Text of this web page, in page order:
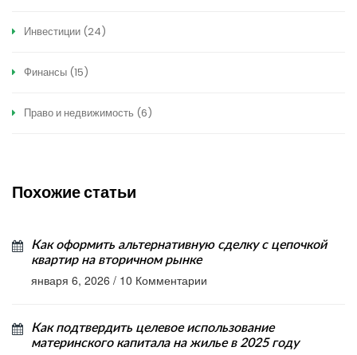
Инвестиции (24)
Финансы (15)
Право и недвижимость (6)
Похожие статьи
Как оформить альтернативную сделку с цепочкой
квартир на вторичном рынке
января 6, 2026 / 10 Комментарии
Как подтвердить целевое использование
материнского капитала на жилье в 2025 году